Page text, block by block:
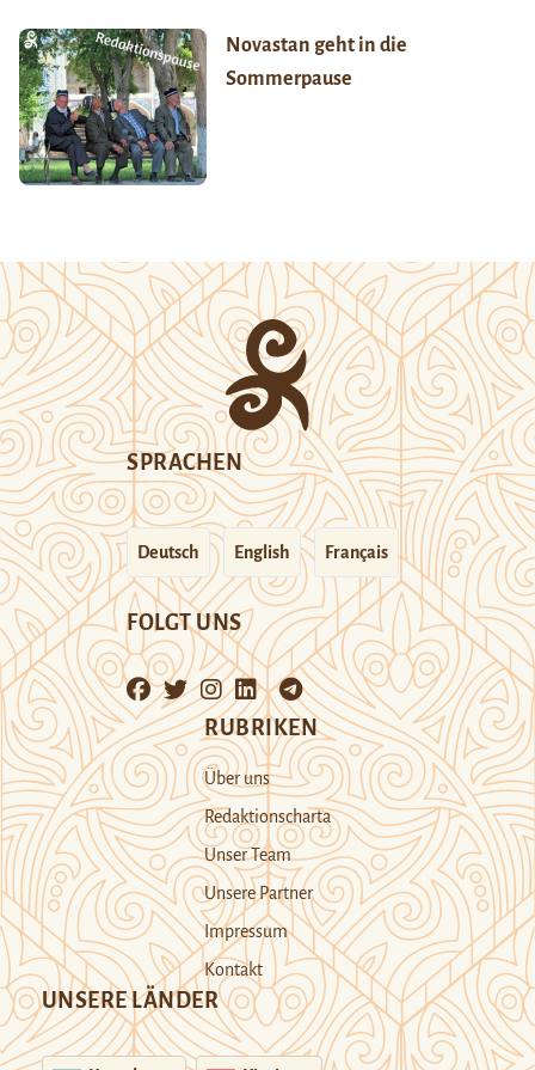
Novastan geht in die
Sommerpause
SPRACHEN
Deutsch English Français
FOLGT UNS
RUBRIKEN
Über uns
Redaktionscharta
Unser Team
Unsere Partner
Impressum
Kontakt
UNSERE LÄNDER